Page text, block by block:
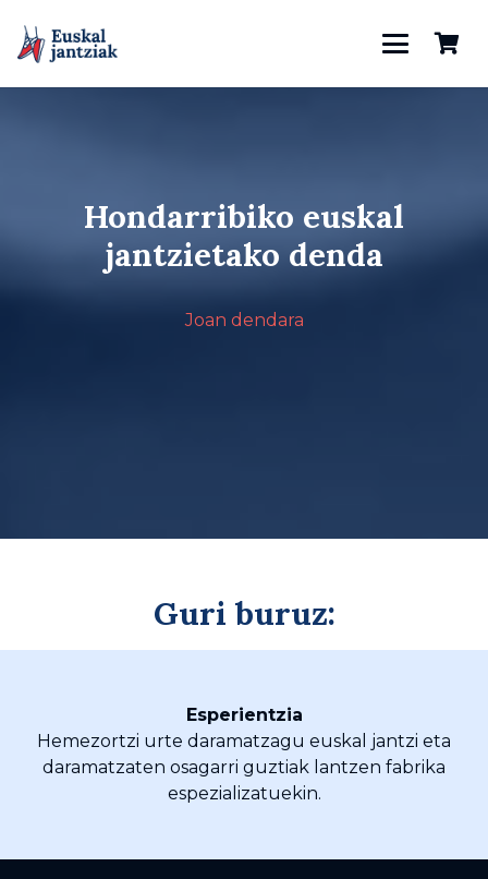
Hondarribiko euskal
jantzietako denda
Joan dendara
Guri buruz:
Esperientzia
Hemezortzi urte daramatzagu euskal jantzi eta
daramatzaten osagarri guztiak lantzen fabrika
espezializatuekin.